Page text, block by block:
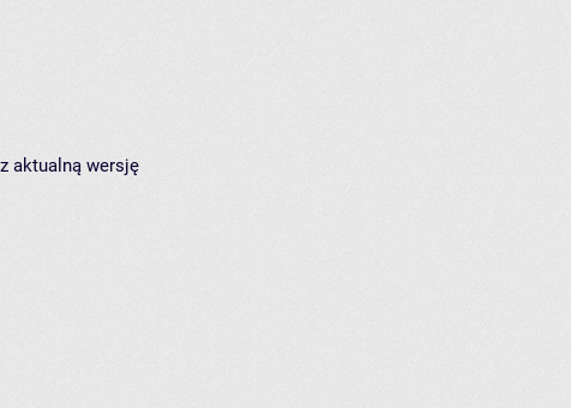
aktualną wersję